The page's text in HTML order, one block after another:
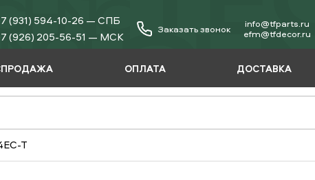
(931) 594-10-26 — СПБ
(926) 205-56-51 — МСК
Заказать звонок
info@tfparts.ru
еfm@tfdecor.ru
ОПЛАТА ДОСТАВКА
T